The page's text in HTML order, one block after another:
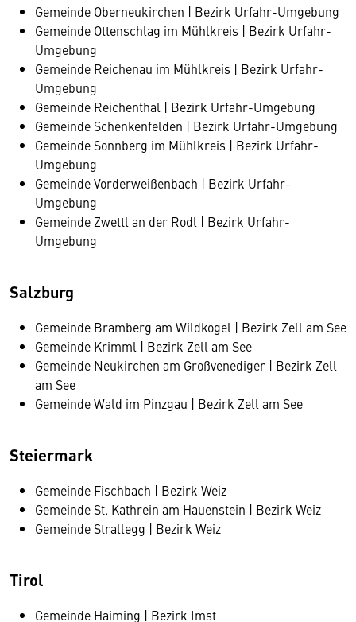
Gemeinde Oberneukirchen | Bezirk Urfahr-Umgebung
Gemeinde Ottenschlag im Mühlkreis | Bezirk Urfahr-
Umgebung
Gemeinde Reichenau im Mühlkreis | Bezirk Urfahr-
Umgebung
Gemeinde Reichenthal | Bezirk Urfahr-Umgebung
Gemeinde Schenkenfelden | Bezirk Urfahr-Umgebung
Gemeinde Sonnberg im Mühlkreis | Bezirk Urfahr-
Umgebung
Gemeinde Vorderweißenbach | Bezirk Urfahr-
Umgebung
Gemeinde Zwettl an der Rodl | Bezirk Urfahr-
Umgebung
Salzburg
Gemeinde Bramberg am Wildkogel | Bezirk Zell am See
Gemeinde Krimml | Bezirk Zell am See
Gemeinde Neukirchen am Großvenediger | Bezirk Zell
am See
Gemeinde Wald im Pinzgau | Bezirk Zell am See
Steiermark
Gemeinde Fischbach | Bezirk Weiz
Gemeinde St. Kathrein am Hauenstein | Bezirk Weiz
Gemeinde Strallegg | Bezirk Weiz
Tirol
Gemeinde Haiming | Bezirk Imst